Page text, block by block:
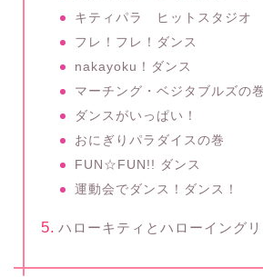
キティパラ ヒットスタジオ
フレ！フレ！ダンス
nakayoku！ダンス
マーチング・ベジタブルズの巻
ダンスがいっぱい！
おにぎりパラダイスの巻
FUN☆FUN!! ダンス
運動会でダンス！ダンス！
ハローキティとハローイングリ